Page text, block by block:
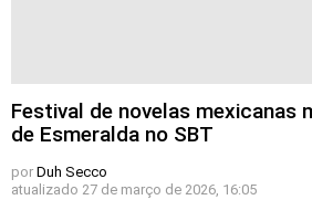
Festival de novelas mexicanas
de Esmeralda no SBT
por Duh Secco
atualizado 27 de março de 2026, 16:05